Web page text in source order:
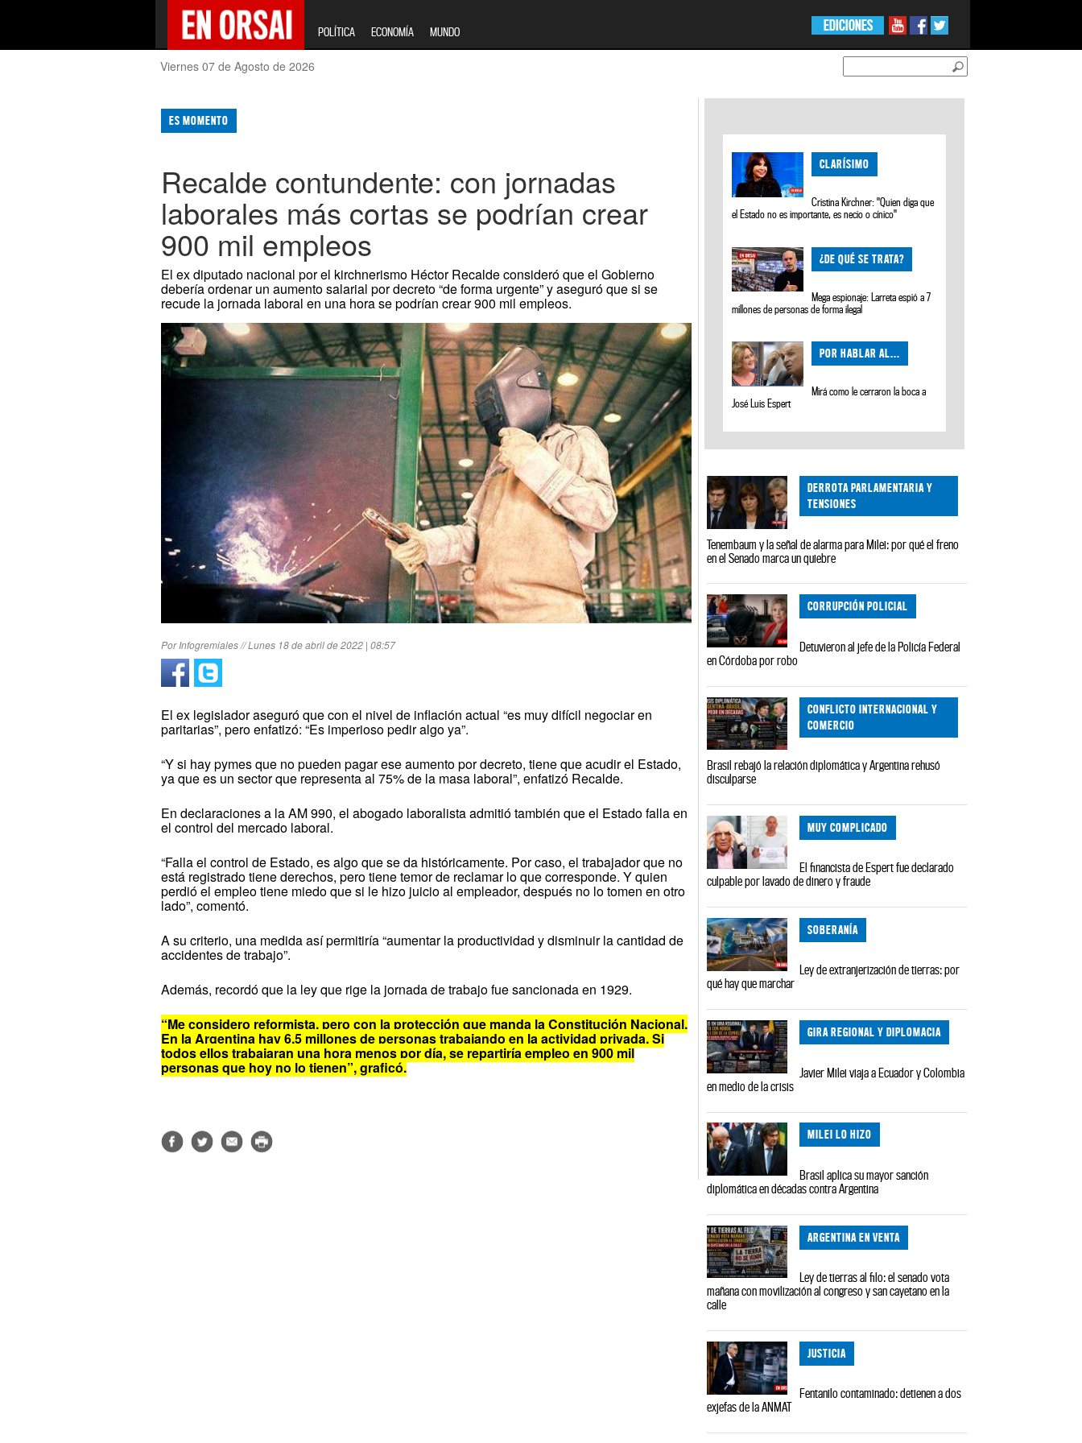
POLÍTICA ECONOMÍA MUNDO EDICIONES
Viernes 07 de Agosto de 2026
ES MOMENTO
Recalde contundente: con jornadas
laborales más cortas se podrían crear
900 mil empleos
El ex diputado nacional por el kirchnerismo Héctor Recalde consideró que el Gobierno
debería ordenar un aumento salarial por decreto “de forma urgente” y aseguró que si se
recude la jornada laboral en una hora se podrían crear 900 mil empleos.
Por Infogremiales // Lunes 18 de abril de 2022 | 08:57
El ex legislador aseguró que con el nivel de inflación actual “es muy difícil negociar en
paritarias”, pero enfatizó: “Es imperioso pedir algo ya”.
“Y si hay pymes que no pueden pagar ese aumento por decreto, tiene que acudir el Estado,
ya que es un sector que representa al 75% de la masa laboral”, enfatizó Recalde.
En declaraciones a la AM 990, el abogado laboralista admitió también que el Estado falla en
el control del mercado laboral.
“Falla el control de Estado, es algo que se da históricamente. Por caso, el trabajador que no
está registrado tiene derechos, pero tiene temor de reclamar lo que corresponde. Y quien
perdió el empleo tiene miedo que si le hizo juicio al empleador, después no lo tomen en otro
lado”, comentó.
A su criterio, una medida así permitiría “aumentar la productividad y disminuir la cantidad de
accidentes de trabajo”.
Además, recordó que la ley que rige la jornada de trabajo fue sancionada en 1929.
“Me considero reformista, pero con la protección que manda la Constitución Nacional.
En la Argentina hay 6,5 millones de personas trabajando en la actividad privada. Si
todos ellos trabajaran una hora menos por día, se repartiría empleo en 900 mil
personas que hoy no lo tienen”, graficó.
CLARÍSIMO
Cristina Kirchner: "Quien diga que
el Estado no es importante, es necio o cínico"
¿DE QUÉ SE TRATA?
Mega espionaje: Larreta espió a 7
millones de personas de forma ilegal
POR HABLAR AL...
Mirá como le cerraron la boca a
José Luis Espert
DERROTA PARLAMENTARIA Y
TENSIONES
Tenembaum y la señal de alarma para Milei: por qué el freno
en el Senado marca un quiebre
CORRUPCIÓN POLICIAL
Detuvieron al jefe de la Policía Federal
en Córdoba por robo
CONFLICTO INTERNACIONAL Y
COMERCIO
Brasil rebajó la relación diplomática y Argentina rehusó
disculparse
MUY COMPLICADO
El financista de Espert fue declarado
culpable por lavado de dinero y fraude
SOBERANÍA
Ley de extranjerización de tierras: por
qué hay que marchar
GIRA REGIONAL Y DIPLOMACIA
Javier Milei viaja a Ecuador y Colombia
en medio de la crisis
MILEI LO HIZO
Brasil aplica su mayor sanción
diplomática en décadas contra Argentina
ARGENTINA EN VENTA
Ley de tierras al filo: el senado vota
mañana con movilización al congreso y san cayetano en la
calle
JUSTICIA
Fentanilo contaminado: detienen a dos
exjefas de la ANMAT